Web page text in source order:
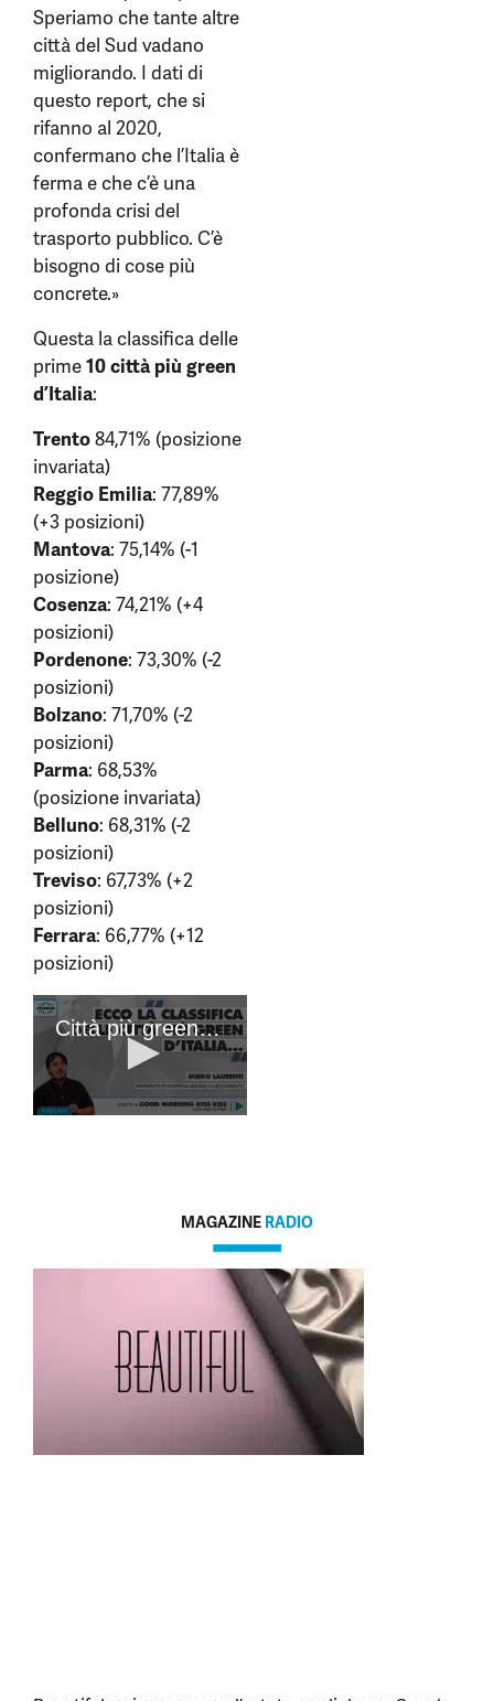
Speriamo che tante altre
città del Sud vadano
migliorando. I dati di
questo report, che si
rifanno al 2020,
confermano che l’Italia è
ferma e che c’è una
profonda crisi del
trasporto pubblico. C’è
bisogno di cose più
concrete.»
Questa la classifica delle
prime10 città più green
d’Italia:
Trento84,71% (posizione
invariata)
Reggio Emilia: 77,89%
(+3 posizioni)
Mantova: 75,14% (-1
posizione)
Cosenza: 74,21% (+4
posizioni)
Pordenone: 73,30% (-2
posizioni)
Bolzano: 71,70% (-2
posizioni)
Parma: 68,53%
(posizione invariata)
Belluno: 68,31% (-2
posizioni)
Treviso: 67,73% (+2
posizioni)
Ferrara: 66,77% (+12
posizioni)
MAGAZINE RADIO